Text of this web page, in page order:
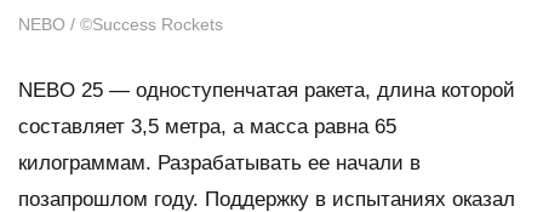
NEBO / ©Success Rockets
NEBO 25 — одноступенчатая ракета, длина которой
составляет 3,5 метра, а масса равна 65
килограммам. Разрабатывать ее начали в
позапрошлом году. Поддержку в испытаниях оказал